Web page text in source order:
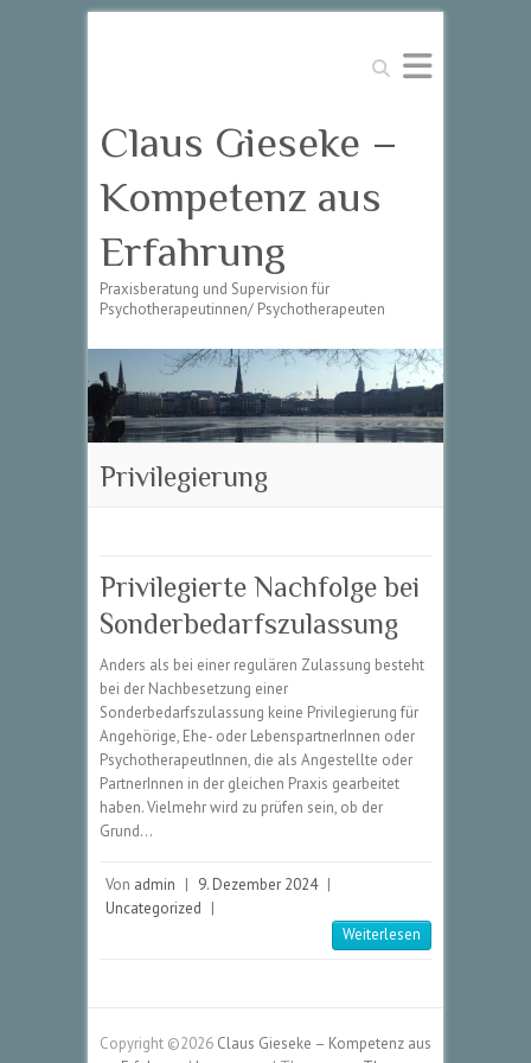
Suchen
Claus Gieseke –
Kompetenz aus
Erfahrung
Praxisberatung und Supervision für
Psychotherapeutinnen/ Psychotherapeuten
Privilegierung
Privilegierte Nachfolge bei
Sonderbedarfszulassung
Anders als bei einer regulären Zulassung besteht
bei der Nachbesetzung einer
Sonderbedarfszulassung keine Privilegierung für
Angehörige, Ehe- oder LebenspartnerInnen oder
PsychotherapeutInnen, die als Angestellte oder
PartnerInnen in der gleichen Praxis gearbeitet
haben. Vielmehr wird zu prüfen sein, ob der
Grund…
Von admin | 9. Dezember 2024 |
Uncategorized |
Weiterlesen
Copyright ©2026 Claus Gieseke – Kompetenz aus